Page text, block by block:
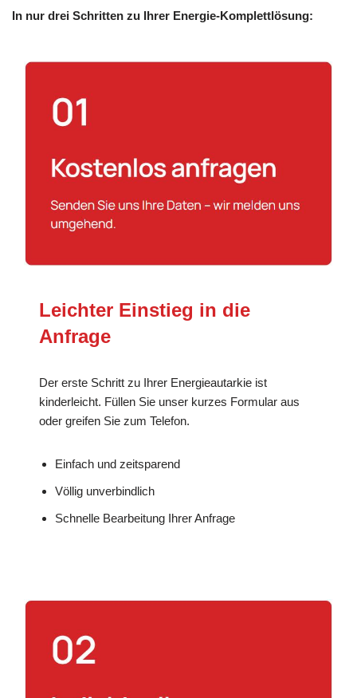
In nur drei Schritten zu Ihrer Energie-Komplettlösung:
Leichter Einstieg in die
Anfrage
Der erste Schritt zu Ihrer Energieautarkie ist
kinderleicht. Füllen Sie unser kurzes Formular aus
oder greifen Sie zum Telefon.
Einfach und zeitsparend
Völlig unverbindlich
Schnelle Bearbeitung Ihrer Anfrage